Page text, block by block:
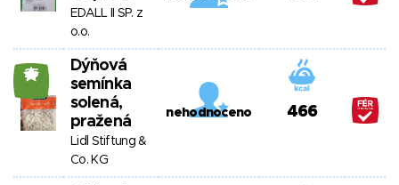
EDALL II SP. z
o.o.
25
Dýňová
semínka
solená,
pražená
Lidl Stiftung &
Co. KG
nehodnoceno 466